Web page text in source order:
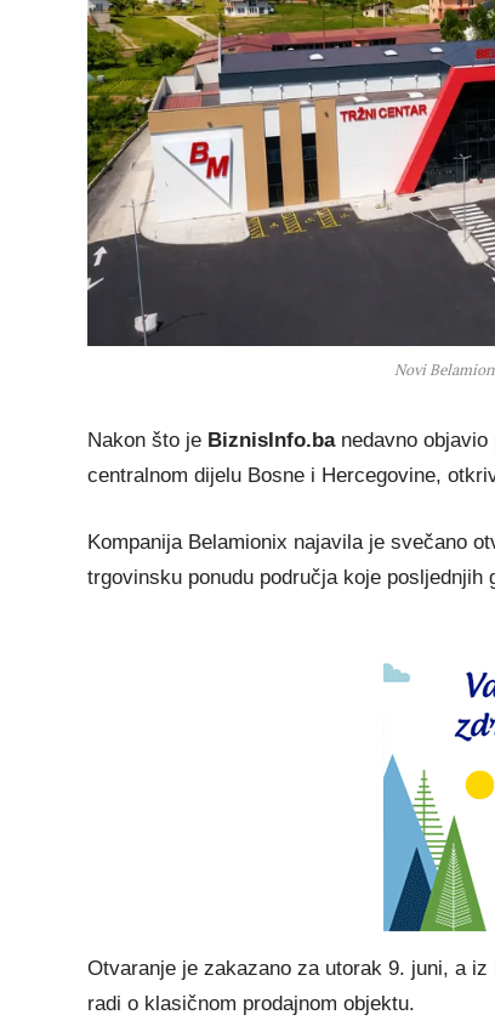
Novi
Nakon što je BiznisInfo.banedavno objavio
centralnom dijelu Bosne i Hercegovine,
Kompanija Belamionix najavila je svečano
trgovinsku ponudu područja koje
Otvaranje je zakazano za utorak 9. juni, a
radi o klasičnom prodajnom objektu.